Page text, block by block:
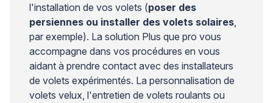
l'installation de vos volets (poser des
persiennes ou installer des volets solaires,
par exemple). La solution Plus que pro vous
accompagne dans vos procédures en vous
aidant à prendre contact avec des installateurs
de volets expérimentés. La personnalisation de
volets velux, l'entretien de volets roulants ou